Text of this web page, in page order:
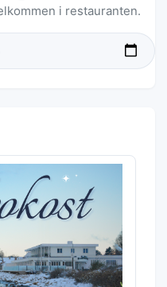
i restauranten.